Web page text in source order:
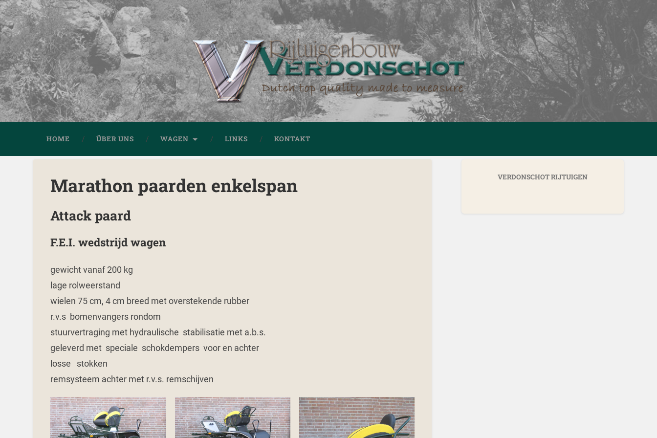
HOME ÜBER UNS WAGEN LINKS KONTAKT
Marathon paarden enkelspan
Attack paard
F.E.I. wedstrijd wagen
gewicht vanaf 200 kg
lage rolweerstand
wielen 75 cm, 4 cm breed met overstekende rubber
r.v.s bomenvangers rondom
stuurvertraging met hydraulische stabilisatie met a.b.s.
geleverd met speciale schokdempers voor en achter
losse stokken
remsysteem achter met r.v.s. remschijven
VERDONSCHOT RIJTUIGEN